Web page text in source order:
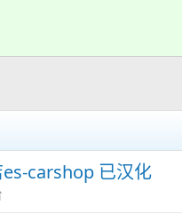
carshop 已汉化